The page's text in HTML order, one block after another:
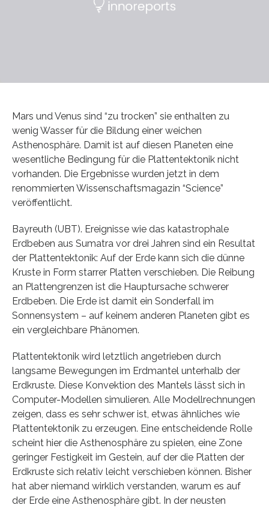
Mars und Venus sind “zu trocken” sie enthalten zu
wenig Wasser für die Bildung einer weichen
Asthenosphäre. Damit ist auf diesen Planeten eine
wesentliche Bedingung für die Plattentektonik nicht
vorhanden. Die Ergebnisse wurden jetzt in dem
renommierten Wissenschaftsmagazin “Science”
veröffentlicht.
Bayreuth (UBT). Ereignisse wie das katastrophale
Erdbeben aus Sumatra vor drei Jahren sind ein Resultat
der Plattentektonik: Auf der Erde kann sich die dünne
Kruste in Form starrer Platten verschieben. Die Reibung
an Plattengrenzen ist die Hauptursache schwerer
Erdbeben. Die Erde ist damit ein Sonderfall im
Sonnensystem – auf keinem anderen Planeten gibt es
ein vergleichbare Phänomen.
Plattentektonik wird letztlich angetrieben durch
langsame Bewegungen im Erdmantel unterhalb der
Erdkruste. Diese Konvektion des Mantels lässt sich in
Computer-Modellen simulieren. Alle Modellrechnungen
zeigen, dass es sehr schwer ist, etwas ähnliches wie
Plattentektonik zu erzeugen. Eine entscheidende Rolle
scheint hier die Asthenosphäre zu spielen, eine Zone
geringer Festigkeit im Gestein, auf der die Platten der
Erdkruste sich relativ leicht verschieben können. Bisher
hat aber niemand wirklich verstanden, warum es auf
der Erde eine Asthenosphäre gibt. In der neusten